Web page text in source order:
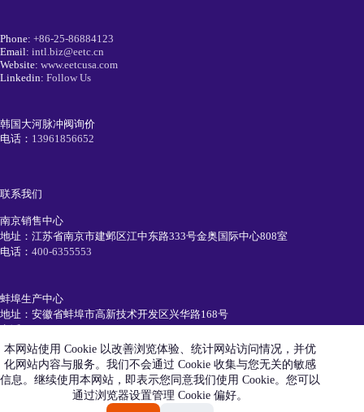
本网站使用 Cookie 以改善浏览体验、统计网站访问情况，并优
化网站内容与服务。我们不会通过 Cookie 收集与您无关的敏感
信息。继续使用本网站，即表示您同意我们使用 Cookie。您可以
通过浏览器设置管理 Cookie 偏好。
Phone: +86-25-86884123
Email: intl.biz@eetc.cn
Website: www.eetcusa.com
Linkedin: Follow Us
韩国大河脉冲阀询价
电话： 13961856652
联系我们
南京销售中心
地址：江苏省南京市建邺区江中东路333号金奥国际中心808室
电话： 400-6355553
蚌埠生产中心
地址：安徽省蚌埠市高新技术开发区兴华路168号
简历投递
19105520550
recruiting@eetc.cn